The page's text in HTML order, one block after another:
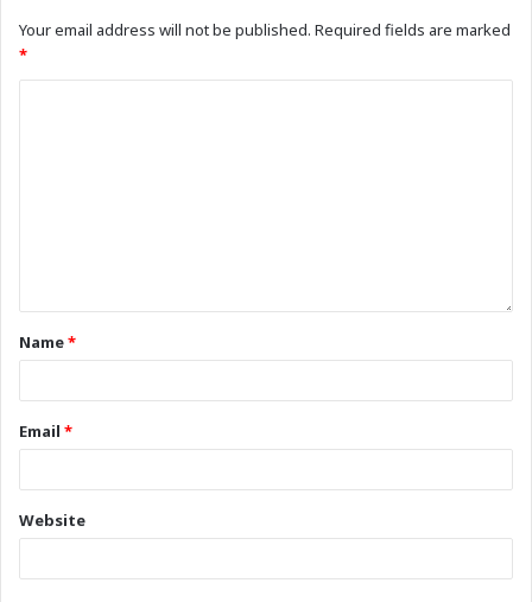
Your email address will not be published. Required fields are marked
*
Name*
Email *
Website